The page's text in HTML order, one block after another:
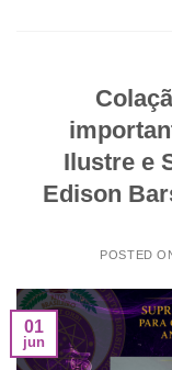
Ilustre e
Edison
POSTED
01
jun